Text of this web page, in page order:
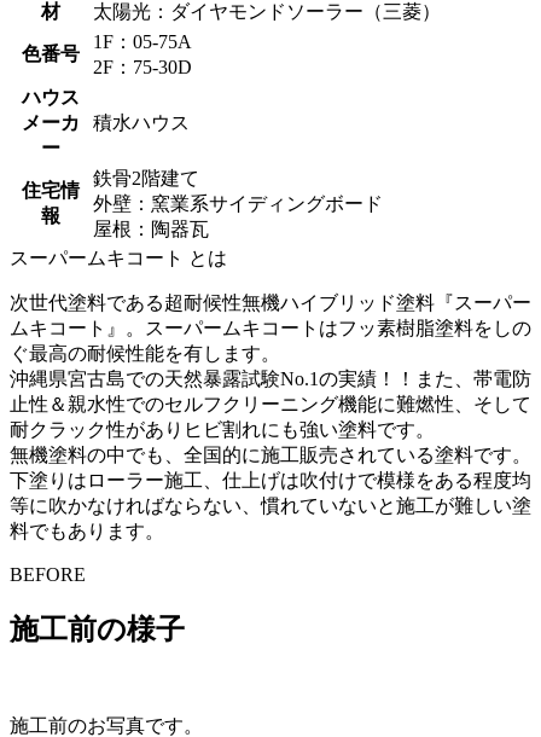
材
太陽光：ダイヤモンドソーラー（三菱）
色番号
1F：05-75A
2F：75-30D
ハウス
メーカ
ー
積水ハウス
住宅情
報
鉄骨2階建て
外壁：窯業系サイディングボード
屋根：陶器瓦
スーパームキコート とは
次世代塗料である超耐候性無機ハイブリッド塗料『スーパー
ムキコート』。スーパームキコートはフッ素樹脂塗料をしの
ぐ最高の耐候性能を有します。
沖縄県宮古島での天然暴露試験No.1の実績！！また、帯電防
止性＆親水性でのセルフクリーニング機能に難燃性、そして
耐クラック性がありヒビ割れにも強い塗料です。
無機塗料の中でも、全国的に施工販売されている塗料です。
下塗りはローラー施工、仕上げは吹付けで模様をある程度均
等に吹かなければならない、慣れていないと施工が難しい塗
料でもあります。
BEFORE
施工前の様子
施工前のお写真です。